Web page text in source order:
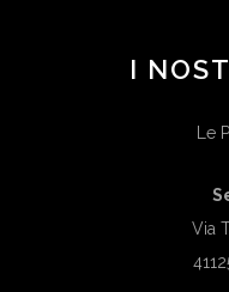
I
Le
Via